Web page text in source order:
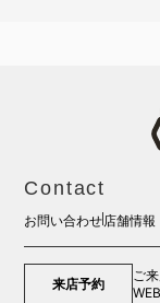
Contact
お問い合わせ店舗情報
来店予約
ご